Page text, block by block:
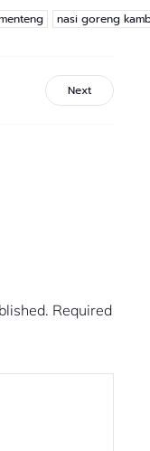
nasi goreng
Next
Required